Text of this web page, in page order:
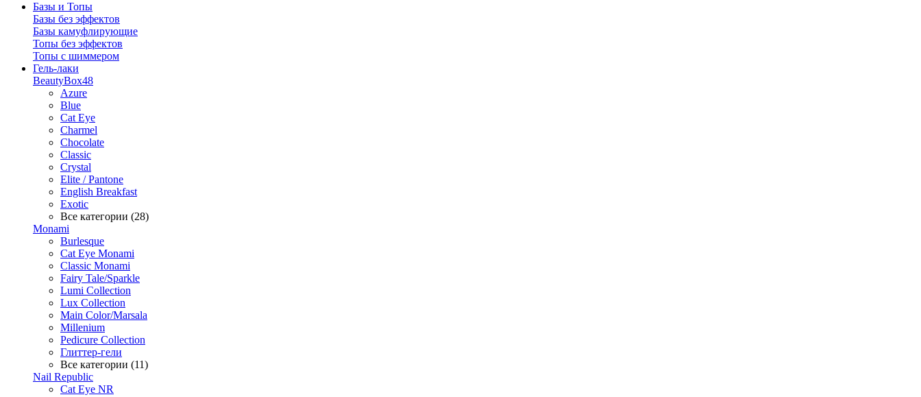
Базы и Топы
Базы без эффектов
Базы камуфлирующие
Топы без эффектов
Топы с шиммером
Гель-лаки
BeautyBox48
Azure
Blue
Cat Eye
Charmel
Chocolate
Classic
Crystal
Elite / Pantone
English Breakfast
Exotic
Все категории (28)
Monami
Burlesque
Cat Eye Monami
Classic Monami
Fairy Tale/Sparkle
Lumi Collection
Lux Collection
Main Color/Marsala
Millenium
Pedicure Collection
Глиттер-гели
Все категории (11)
Nail Republic
Cat Eye NR